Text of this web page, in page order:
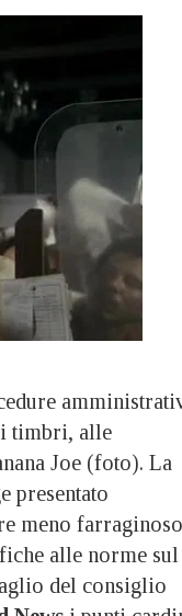
timbri, alle
Joe (foto). La
presentato
meno farraginoso
alle norme sul
del consiglio